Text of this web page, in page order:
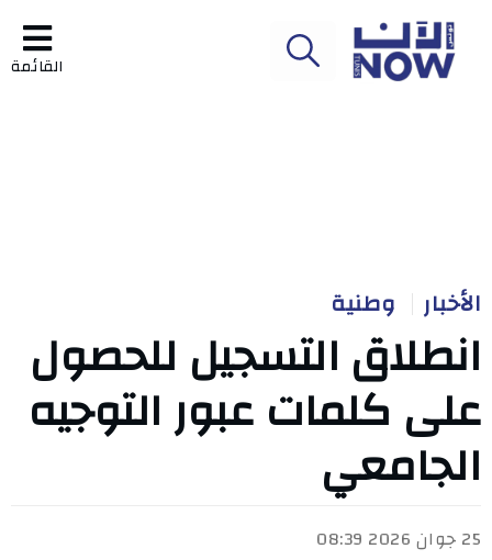
القائمة
الأخبار وطنية
انطلاق التسجيل للحصول
على كلمات عبور التوجيه
الجامعي
25 جوان 2026 08:39